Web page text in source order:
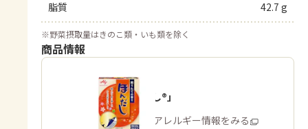
脂質 42.7 g
※野菜摂取量はきのこ類・いも類を除く
商品情報
「ほんだし®」
商品・アレルギー情報をみる